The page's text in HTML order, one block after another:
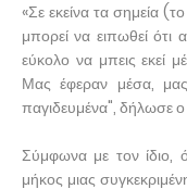
«Σε εκείνα τα σημεία
μπορεί να ειπωθεί
εύκολο να μπεις εκεί
Μας έφεραν μέσα, μας
παγιδευμένα", δήλωσε
Σύμφωνα με τον ίδιο,
μήκος μιας